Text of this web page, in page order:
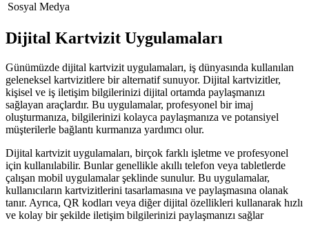
Sosyal Medya
Dijital Kartvizit Uygulamaları
Günümüzde dijital kartvizit uygulamaları, iş dünyasında kullanılan
geleneksel kartvizitlere bir alternatif sunuyor. Dijital kartvizitler,
kişisel ve iş iletişim bilgilerinizi dijital ortamda paylaşmanızı
sağlayan araçlardır. Bu uygulamalar, profesyonel bir imaj
oluşturmanıza, bilgilerinizi kolayca paylaşmanıza ve potansiyel
müşterilerle bağlantı kurmanıza yardımcı olur.
Dijital kartvizit uygulamaları, birçok farklı işletme ve profesyonel
için kullanılabilir. Bunlar genellikle akıllı telefon veya tabletlerde
çalışan mobil uygulamalar şeklinde sunulur. Bu uygulamalar,
kullanıcıların kartvizitlerini tasarlamasına ve paylaşmasına olanak
tanır. Ayrıca, QR kodları veya diğer dijital özellikleri kullanarak hızlı
ve kolay bir şekilde iletişim bilgilerinizi paylaşmanızı sağlar